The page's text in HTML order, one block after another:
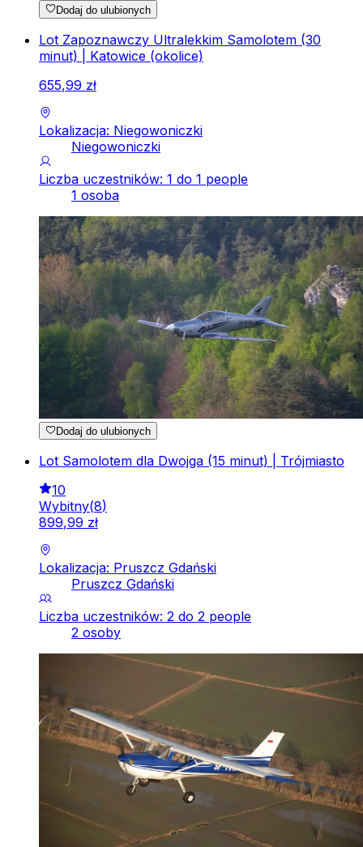
Dodaj do ulubionych
Lot Zapoznawczy Ultralekkim Samolotem (30
minut) | Katowice (okolice)
655,99 zł
Lokalizacja: Niegowoniczki
Niegowoniczki
Liczba uczestników: 1 do 1 people
1 osoba
Dodaj do ulubionych
Lot Samolotem dla Dwojga (15 minut) | Trójmiasto
10
Wybitny(8)
899,99 zł
Lokalizacja: Pruszcz Gdański
Pruszcz Gdański
Liczba uczestników: 2 do 2 people
2 osoby